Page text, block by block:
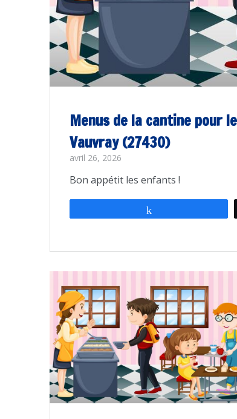
Menus de la cantine pour
Vauvray (27430)
avril 26, 2026
Bon appétit les enfants !